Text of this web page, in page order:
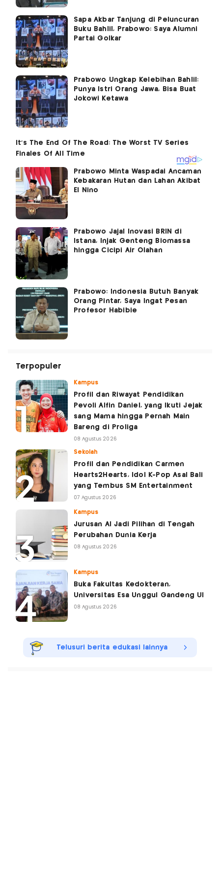
Sapa Akbar Tanjung di Peluncuran
Buku Bahlil, Prabowo: Saya Alumni
Partai Golkar
Prabowo Ungkap Kelebihan Bahlil:
Punya Istri Orang Jawa, Bisa Buat
Jokowi Ketawa
Prabowo Minta Waspadai Ancaman
Kebakaran Hutan dan Lahan Akibat
El Nino
Prabowo Jajal Inovasi BRIN di
Istana, Injak Genteng Biomassa
hingga Cicipi Air Olahan
Prabowo: Indonesia Butuh Banyak
Orang Pintar, Saya Ingat Pesan
Profesor Habibie
Terpopuler
Kampus
Profil dan Riwayat Pendidikan
Pevoli Alfin Daniel, yang Ikuti Jejak
sang Mama hingga Pernah Main
Bareng di Proliga
08 Agustus 2026
Sekolah
Profil dan Pendidikan Carmen
Hearts2Hearts, Idol K-Pop Asal Bali
yang Tembus SM Entertainment
07 Agustus 2026
Kampus
Jurusan AI Jadi Pilihan di Tengah
Perubahan Dunia Kerja
08 Agustus 2026
Kampus
Buka Fakultas Kedokteran,
Universitas Esa Unggul Gandeng UI
08 Agustus 2026
Telusuri berita edukasi lainnya